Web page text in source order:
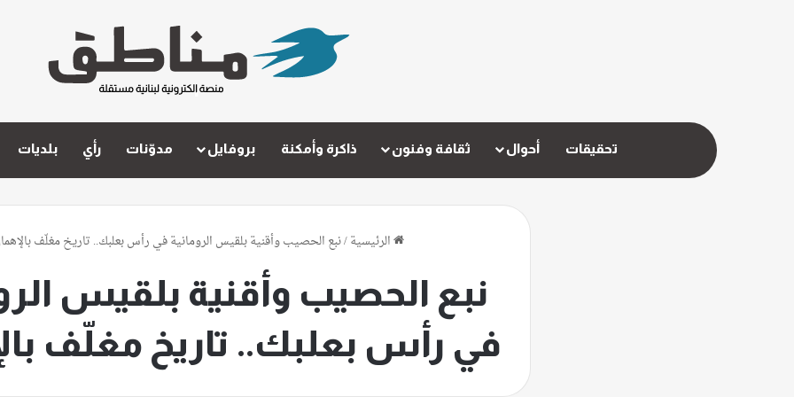
تحقيقات أحوال ثقافة وفنون ذاكرة وأمكنة بروفايل مدوّنات رأي بلديات
الرئيسية/نبع الحصيب وأقنية بلقيس الرومانية في رأس بعلبك.. تاريخ مغلّف
نبع الحصيب وأقنية بلقيس
في رأس بعلبك.. تاريخ مغلّف